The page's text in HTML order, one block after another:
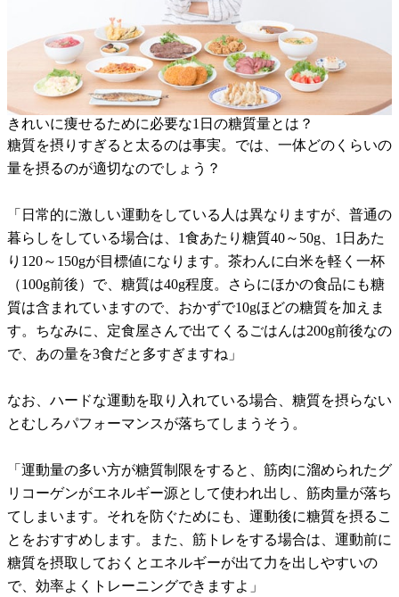
きれいに痩せるために必要な1日の糖質量とは？
糖質を摂りすぎると太るのは事実。では、一体どのくらいの
量を摂るのが適切なのでしょう？
「日常的に激しい運動をしている人は異なりますが、普通の
暮らしをしている場合は、1食あたり糖質40～50g、1日あた
り120～150gが目標値になります。茶わんに白米を軽く一杯
（100g前後）で、糖質は40g程度。さらにほかの食品にも糖
質は含まれていますので、おかずで10gほどの糖質を加えま
す。ちなみに、定食屋さんで出てくるごはんは200g前後なの
で、あの量を3食だと多すぎますね」
なお、ハードな運動を取り入れている場合、糖質を摂らない
とむしろパフォーマンスが落ちてしまうそう。
「運動量の多い方が糖質制限をすると、筋肉に溜められたグ
リコーゲンがエネルギー源として使われ出し、筋肉量が落ち
てしまいます。それを防ぐためにも、運動後に糖質を摂るこ
とをおすすめします。また、筋トレをする場合は、運動前に
糖質を摂取しておくとエネルギーが出て力を出しやすいの
で、効率よくトレーニングできますよ」